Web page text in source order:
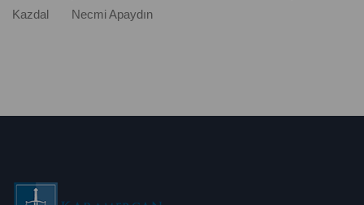
Kazdal Necmi Apaydın